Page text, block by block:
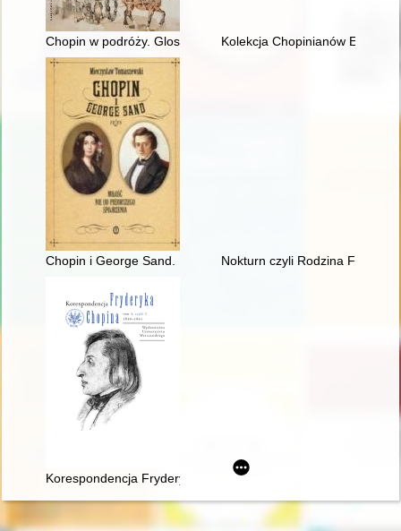
Chopin w podróży. Glosy do biografiiKolekcja Chopinianów
Chopin i George Sand. Miłość nie od pierwszego spojrzenia
Nokturn czyli Rodzina
Korespondencja Fryderyka Chopina. T. 3 cz. 1,